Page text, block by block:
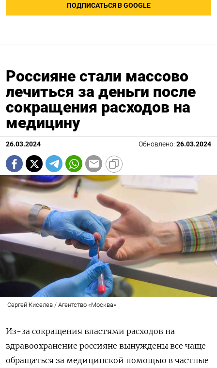
ПОДПИСАТЬСЯ В GOOGLE
Россияне стали массово
лечиться за деньги после
сокращения расходов на
медицину
26.03.2024 Обновлено: 26.03.2024
Сергей Киселев / Агентство «Москва»
Из-за сокращения властями расходов на
здравоохранение россияне вынуждены все чаще
обращаться за медицинской помощью в частные